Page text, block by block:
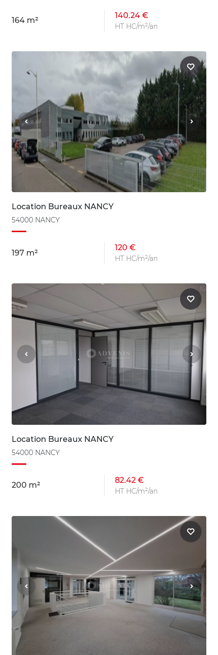
164 m²
140.24 €
HT HC/m²/an
Location Bureaux NANCY
54000 NANCY
197 m²
120 €
HT HC/m²/an
Location Bureaux NANCY
54000 NANCY
200 m²
82.42 €
HT HC/m²/an